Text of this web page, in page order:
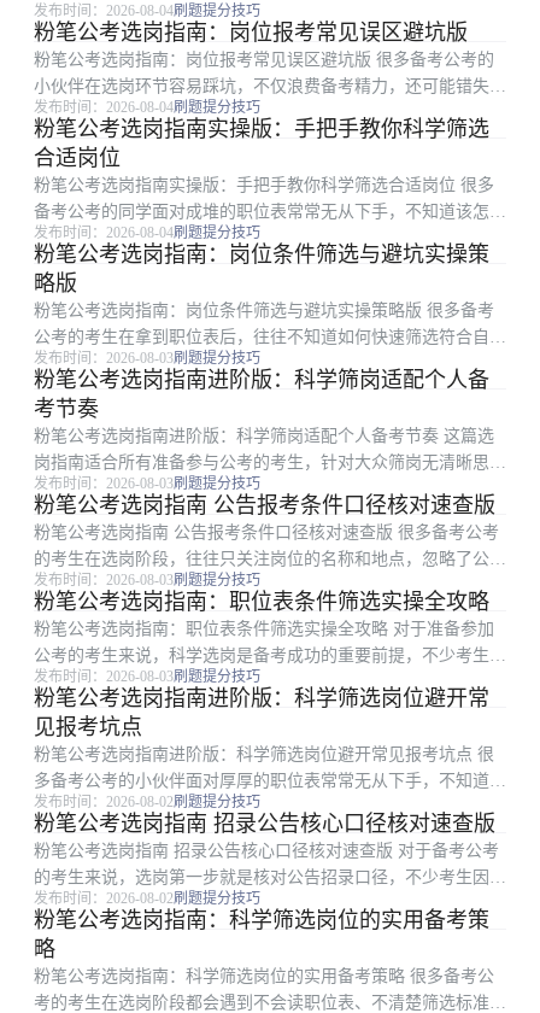
或错过合适机会的问题。本文是粉笔整理的公考选岗公告口径核
对实用指南，面向所有备考公考的考生，从招录条件核对要点、
常见理解误区避坑...
发布时间：2026-08-04刷题提分技巧
粉笔公考选岗指南：岗位报考常见误区避坑版
粉笔公考选岗指南：岗位报考常见误区避坑版 很多备考公考的
小伙伴在选岗环节容易踩坑，不仅浪费备考精力，还可能错失符
合自身条件的合适机会。本文是粉笔整理的公考选岗避坑版指
南，面向所有备考公考的考生，梳理了选岗过程中最容易碰到的
四类典型误区，涵盖...
发布时间：2026-08-04刷题提分技巧
粉笔公考选岗指南实操版：手把手教你科学筛选
合适岗位
粉笔公考选岗指南实操版：手把手教你科学筛选合适岗位 很多
备考公考的同学面对成堆的职位表常常无从下手，不知道该怎么
梳理自身条件、避开选岗陷阱，这份粉笔整理的实操型公考选岗
指南，适合所有备考公考的考生参考。内容从前期准备、条件初
筛、风险排查到最...
发布时间：2026-08-04刷题提分技巧
粉笔公考选岗指南：岗位条件筛选与避坑实操策
略版
粉笔公考选岗指南：岗位条件筛选与避坑实操策略版 很多备考
公考的考生在拿到职位表后，往往不知道如何快速筛选符合自身
条件的岗位，容易踩坑浪费报考机会。本文是粉笔整理的实操性
选岗指导，适合所有备考公考的考生阅读，内容从自身条件匹
配、职位表速读、常...
发布时间：2026-08-03刷题提分技巧
粉笔公考选岗指南进阶版：科学筛岗适配个人备
考节奏
粉笔公考选岗指南进阶版：科学筛岗适配个人备考节奏 这篇选
岗指南适合所有准备参与公考的考生，针对大众筛岗无清晰思
路、选岗结果与自身备考节奏不匹配的常见问题，结合粉笔多年
公考选岗指导经验，拆解了从初步筛岗到最终填报核对的全流程
可执行方法，整理了...
发布时间：2026-08-03刷题提分技巧
粉笔公考选岗指南 公告报考条件口径核对速查版
粉笔公考选岗指南 公告报考条件口径核对速查版 很多备考公考
的考生在选岗阶段，往往只关注岗位的名称和地点，忽略了公告
口径核对环节，很容易因为口径理解错误踩坑，最终导致资格审
核不通过。本文是粉笔整理的实用选岗公告核对指南，适合所有
正在筛选岗位、...
发布时间：2026-08-03刷题提分技巧
粉笔公考选岗指南：职位表条件筛选实操全攻略
粉笔公考选岗指南：职位表条件筛选实操全攻略 对于准备参加
公考的考生来说，科学选岗是备考成功的重要前提，不少考生面
对厚厚的职位表不知道该从何下手，也容易踩进各类选岗陷阱。
本文是粉笔整理的实操性选岗指南，面向所有备考公考的考生，
从职位表条件筛选...
发布时间：2026-08-03刷题提分技巧
粉笔公考选岗指南进阶版：科学筛选岗位避开常
见报考坑点
粉笔公考选岗指南进阶版：科学筛选岗位避开常见报考坑点 很
多备考公考的小伙伴面对厚厚的职位表常常无从下手，不知道该
如何梳理条件、筛选岗位，很容易踩进报考误区影响后续备考。
本文是粉笔出品的实用选岗指南，面向所有备考公考的考生，从
个人条件梳理、职...
发布时间：2026-08-02刷题提分技巧
粉笔公考选岗指南 招录公告核心口径核对速查版
粉笔公考选岗指南 招录公告核心口径核对速查版 对于备考公考
的考生来说，选岗第一步就是核对公告招录口径，不少考生因为
看错、理解错招录要求，白白浪费了备考时间和报考机会。本文
是粉笔整理的公告口径核对实用选岗指南，适用于所有准备报考
公考的考生，从...
发布时间：2026-08-02刷题提分技巧
粉笔公考选岗指南：科学筛选岗位的实用备考策
略
粉笔公考选岗指南：科学筛选岗位的实用备考策略 很多备考公
考的考生在选岗阶段都会遇到不会读职位表、不清楚筛选标准、